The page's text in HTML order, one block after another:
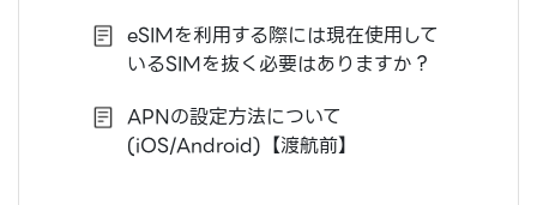
eSIMを利用する際には現在使用して
いるSIMを抜く必要はありますか？
APNの設定方法について
(iOS/Android)【渡航前】